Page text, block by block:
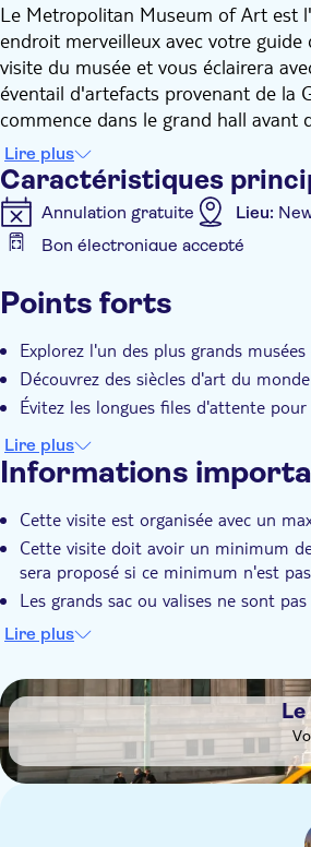
Le Metropolitan Museum of Art est
endroit merveilleux avec votre
visite du musée et vous éclairera
éventail d'artefacts provenant de la
commence dans le grand hall avant
arrêts à la galerie médiévale et aux
et peintures emblématiques.
Lire plus
Caractéristiques
Annulation gratuite Lieu:
Bon électronique accepté
Confirmation instantanée
Bon numérique Visite privée
Points forts
Explorez l'un des plus grands
Découvrez des siècles d'art du
Évitez les longues files d'attente
Lire plus
Informations
Cette visite est organisée avec un
Cette visite doit avoir un minimum
sera proposé si ce minimum n'est
Les grands sac ou valises ne sont
Une quantité modérée de marche à
Lorsque cela se produit, les
retardée de plus d'une heure après
Lire plus
DSA1Le Met : Metropolitan Museum